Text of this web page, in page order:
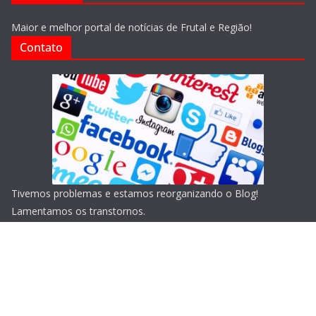
Maior e melhor portal de notícias de Frutal e Região!
Contato
Tivemos problemas e estamos reorganizando o Blog!
Lamentamos os transtornos.